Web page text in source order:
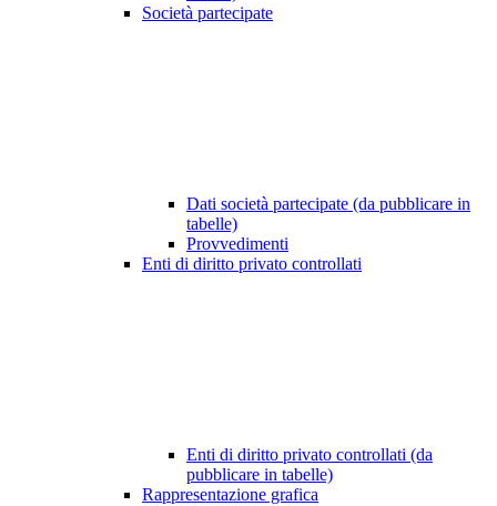
Società partecipate
Dati società partecipate (da pubblicare in
tabelle)
Provvedimenti
Enti di diritto privato controllati
Enti di diritto privato controllati (da
pubblicare in tabelle)
Rappresentazione grafica